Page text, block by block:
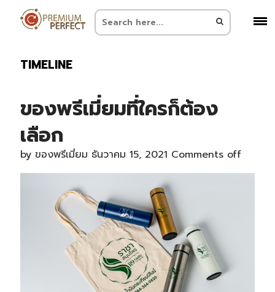
TIMELINE
ของพรีเมี่ยมที่ใครก็ต้อง
เลือก
by ของพรีเมี่ยม ธันวาคม 15, 2021 Comments off